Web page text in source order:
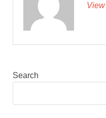
Search